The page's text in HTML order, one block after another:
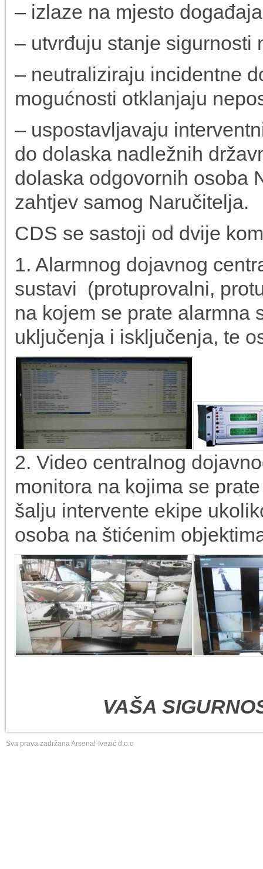
– izlaze na mjesto
– utvrđuju stanje sigurnosti
– neutraliziraju incidentne
mogućnosti otklanjaju
– uspostavljavaju
do dolaska nadležnih
dolaska odgovornih osoba
zahtjev samog Naručitelja.
CDS se sastoji od dvije
1. Alarmnog dojavnog
sustavi (protuprovalni,
na kojem se prate alarmna
uključenja i isključenja, te
2. Video centralnog
monitora na kojima se
šalju intervente ekipe
osoba na štićenim
VAŠA
Sva prava zadržana Arsenal-Ivezić d.o.o